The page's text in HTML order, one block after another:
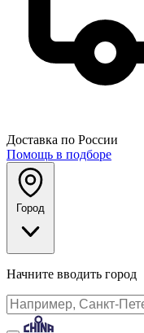
Доставка по России
Помощь в подборе
Город
Начните вводить город